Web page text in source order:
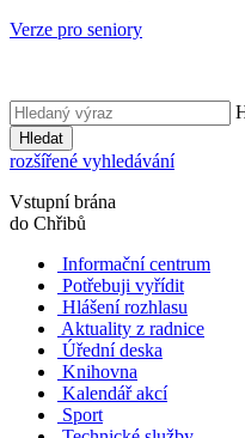
Verze pro seniory
Hledat
rozšířené vyhledávání
Vstupní brána
do Chřibů
Informační centrum
Potřebuji vyřídit
Hlášení rozhlasu
Aktuality z radnice
Úřední deska
Knihovna
Kalendář akcí
Sport